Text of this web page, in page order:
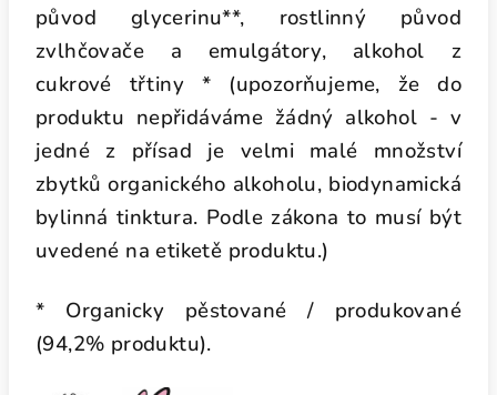
původ glycerinu**, rostlinný původ
zvlhčovače a emulgátory, alkohol z
cukrové třtiny * (upozorňujeme, že do
produktu nepřidáváme žádný alkohol - v
jedné z přísad je velmi malé množství
zbytků organického alkoholu, biodynamická
bylinná tinktura. Podle zákona to musí být
uvedené na etiketě produktu.)
* Organicky pěstované / produkované
(94,2% produktu).